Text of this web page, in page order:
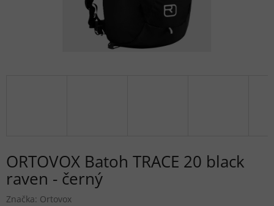
ORTOVOX Batoh TRACE 20 black
raven - černý
Značka: Ortovox